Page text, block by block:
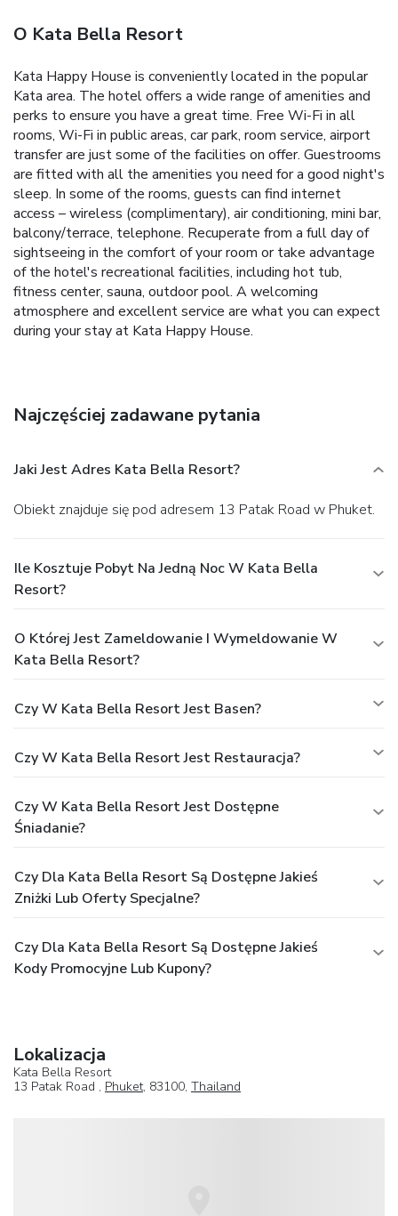
O Kata Bella Resort
Kata Happy House is conveniently located in the popular
Kata area. The hotel offers a wide range of amenities and
perks to ensure you have a great time. Free Wi-Fi in all
rooms, Wi-Fi in public areas, car park, room service, airport
transfer are just some of the facilities on offer. Guestrooms
are fitted with all the amenities you need for a good night's
sleep. In some of the rooms, guests can find internet
access – wireless (complimentary), air conditioning, mini bar,
balcony/terrace, telephone. Recuperate from a full day of
sightseeing in the comfort of your room or take advantage
of the hotel's recreational facilities, including hot tub,
fitness center, sauna, outdoor pool. A welcoming
atmosphere and excellent service are what you can expect
during your stay at Kata Happy House.
Najczęściej zadawane pytania
Jaki Jest Adres Kata Bella Resort?
Obiekt znajduje się pod adresem 13 Patak Road w Phuket.
Ile Kosztuje Pobyt Na Jedną Noc W Kata Bella
Resort?
O Której Jest Zameldowanie I Wymeldowanie W
Kata Bella Resort?
Czy W Kata Bella Resort Jest Basen?
Czy W Kata Bella Resort Jest Restauracja?
Czy W Kata Bella Resort Jest Dostępne
Śniadanie?
Czy Dla Kata Bella Resort Są Dostępne Jakieś
Zniżki Lub Oferty Specjalne?
Czy Dla Kata Bella Resort Są Dostępne Jakieś
Kody Promocyjne Lub Kupony?
Lokalizacja
Kata Bella Resort
13 Patak Road , Phuket, 83100, Thailand